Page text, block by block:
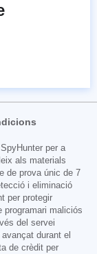
per a
als materials
de prova únic de 7
i eliminació
per protegir
maliciós
del servei
durant el
de crèdit per